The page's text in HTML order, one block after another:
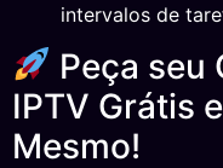
intervalos de
Peça seu
IPTV Grátis
Mesmo!